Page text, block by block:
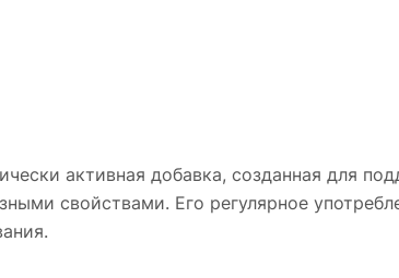
активная добавка, созданная для
свойствами. Его регулярное